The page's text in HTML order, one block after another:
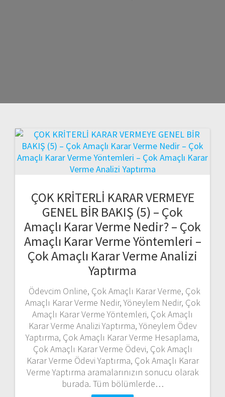
ÇOK KRİTERLİ KARAR VERMEYE
GENEL BİR BAKIŞ (5) – Çok
Amaçlı Karar Verme Nedir? – Çok
Amaçlı Karar Verme Yöntemleri –
Çok Amaçlı Karar Verme Analizi
Yaptırma
Ödevcim Online, Çok Amaçlı Karar Verme, Çok
Amaçlı Karar Verme Nedir, Yöneylem Nedir, Çok
Amaçlı Karar Verme Yöntemleri, Çok Amaçlı
Karar Verme Analizi Yaptırma, Yöneylem Ödev
Yaptırma, Çok Amaçlı Karar Verme Hesaplama,
Çok Amaçlı Karar Verme Ödevi, Çok Amaçlı
Karar Verme Ödevi Yaptırma, Çok Amaçlı Karar
Verme Yaptırma aramalarınızın sonucu olarak
burada. Tüm bölümlerde…